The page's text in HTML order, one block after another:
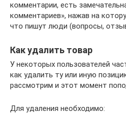
комментарии, есть
комментариев», нажав на
что пишут люди (вопросы,
Как удалить товар
У некоторых пользователей
как удалить ту или иную
рассмотрим и этот момент
Для удаления необходимо: